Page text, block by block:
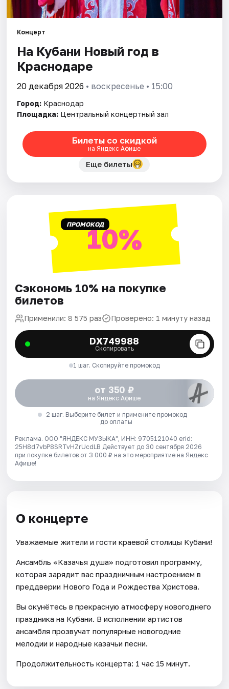
Площадки
Артисты
Концерт
На Кубани Новый год в
Краснодаре
20 декабря 2026 • воскресенье • 15:00
Город: Краснодар
Площадка: Центральный концертный зал
Билеты со скидкой
на Яндекс Афише
Еще билеты
ПРОМОКОД10%
Сэкономь 10% на покупке
билетов
Применили: 8 575 раз Проверено: 1 минуту назад
DX749988
Скопировать
1 шаг. Скопируйте промокод
от 350 ₽
на Яндекс Афише
2 шаг. Выберите билет и примените промокод
до оплаты
Реклама. ООО "ЯНДЕКС МУЗЫКА", ИНН: 9705121040 erid:
25H8d7vbP8SRTvHZrUcdLB Действует до 30 сентября 2026
при покупке билетов от 3 000 ₽ на это мероприятие на Яндекс
Афише!
О концерте
Уважаемые жители и гости краевой столицы Кубани!
Ансамбль «Казачья душа» подготовил программу,
которая зарядит вас праздничным настроением в
преддверии Нового Года и Рождества Христова.
Вы окунётесь в прекрасную атмосферу новогоднего
праздника на Кубани. В исполнении артистов
ансамбля прозвучат популярные новогодние
мелодии и народные казачьи песни.
Продолжительность концерта: 1 час 15 минут.